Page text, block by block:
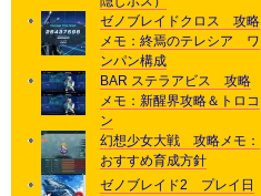
ゼノブレイドクロス 攻略
メモ：終焉のテレシア ワ
ンパン構成
BAR ステラアビス 攻略
メモ：新醒界攻略＆トロコ
ン
幻想少女大戦 攻略メモ：
おすすめ育成方針
ゼノブレイド2 プレイ日